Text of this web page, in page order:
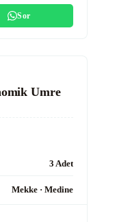
Sor
SON KOLTUKLAR
Umre
3 Adet
Mekke · Medine